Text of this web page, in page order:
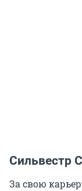
Сильвестр
За свою